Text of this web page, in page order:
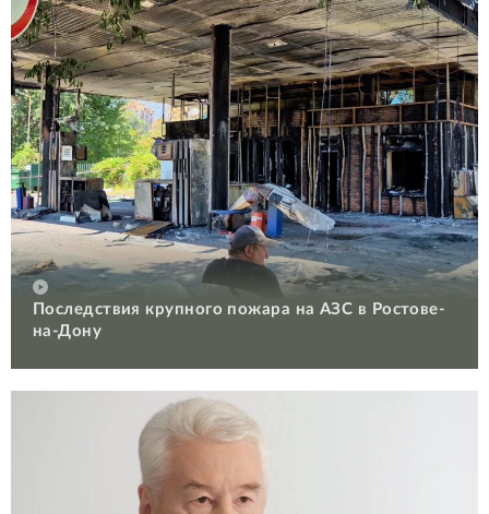
Последствия крупного пожара на АЗС в Ростове-
на-Дону